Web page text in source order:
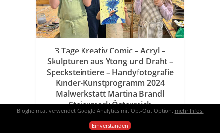
3 Tage Kreativ Comic – Acryl –
Skulpturen aus Ytong und Draht –
Specksteintiere – Handyfotografie
Kinder-Kunstprogramm 2024
Malwerkstatt Martina Brandl
Steiermark Österreich
Comic – Acryl – Skulpturen aus Ytong und Draht –
Specksteintiere – Handyfotografie Das „3 Tage
Blogheim.at verwendet Google Analytics mit Opt-Out Option. mehr Infos.
Einverstanden